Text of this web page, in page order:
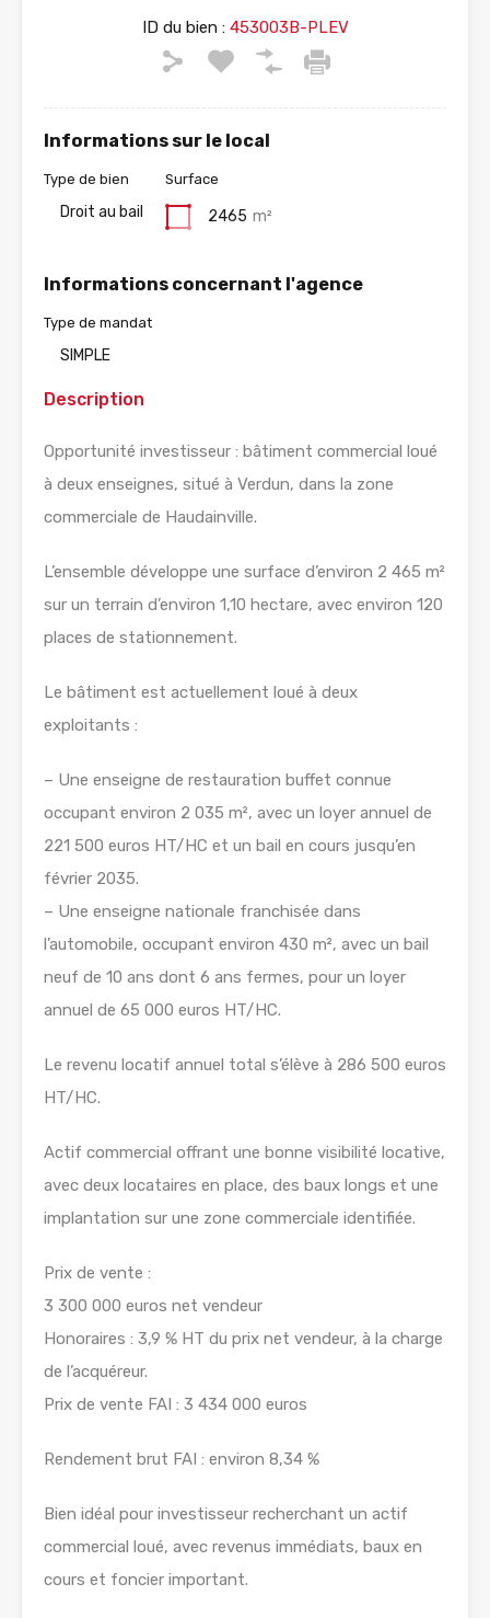
ID du bien :453003B-PLEV
Informations sur le local
Type de bien
Droit au bail
Surface
2465 m²
Informations concernant l'agence
Type de mandat
SIMPLE
Description
Opportunité investisseur : bâtiment commercial loué
à deux enseignes, situé à Verdun, dans la zone
commerciale de Haudainville.
L’ensemble développe une surface d’environ 2 465 m²
sur un terrain d’environ 1,10 hectare, avec environ 120
places de stationnement.
Le bâtiment est actuellement loué à deux
exploitants :
– Une enseigne de restauration buffet connue
occupant environ 2 035 m², avec un loyer annuel de
221 500 euros HT/HC et un bail en cours jusqu’en
février 2035.
– Une enseigne nationale franchisée dans
l’automobile, occupant environ 430 m², avec un bail
neuf de 10 ans dont 6 ans fermes, pour un loyer
annuel de 65 000 euros HT/HC.
Le revenu locatif annuel total s’élève à 286 500 euros
HT/HC.
Actif commercial offrant une bonne visibilité locative,
avec deux locataires en place, des baux longs et une
implantation sur une zone commerciale identifiée.
Prix de vente :
3 300 000 euros net vendeur
Honoraires : 3,9 % HT du prix net vendeur, à la charge
de l’acquéreur.
Prix de vente FAI : 3 434 000 euros
Rendement brut FAI : environ 8,34 %
Bien idéal pour investisseur recherchant un actif
commercial loué, avec revenus immédiats, baux en
cours et foncier important.